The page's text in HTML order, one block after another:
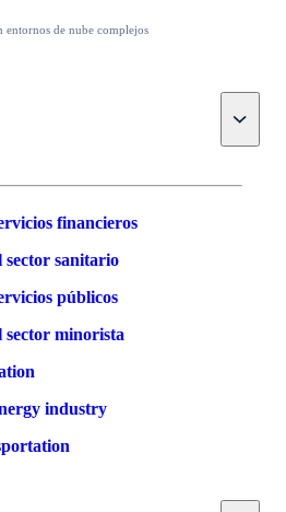
entornos de nube complejos
Toggle
financieros
sanitario
públicos
minorista
industry